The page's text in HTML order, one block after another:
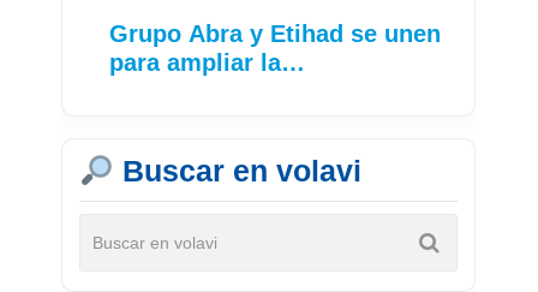
Grupo Abra y Etihad se unen
para ampliar la…
Buscar en volavi